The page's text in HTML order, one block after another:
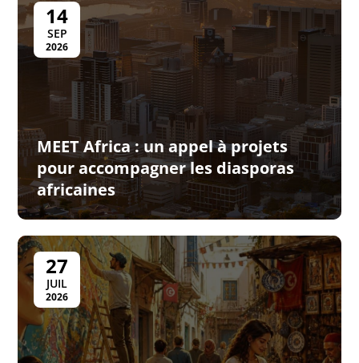
14
SEP
2026
MEET Africa : un appel à projets
pour accompagner les diasporas
africaines
27
JUIL
2026